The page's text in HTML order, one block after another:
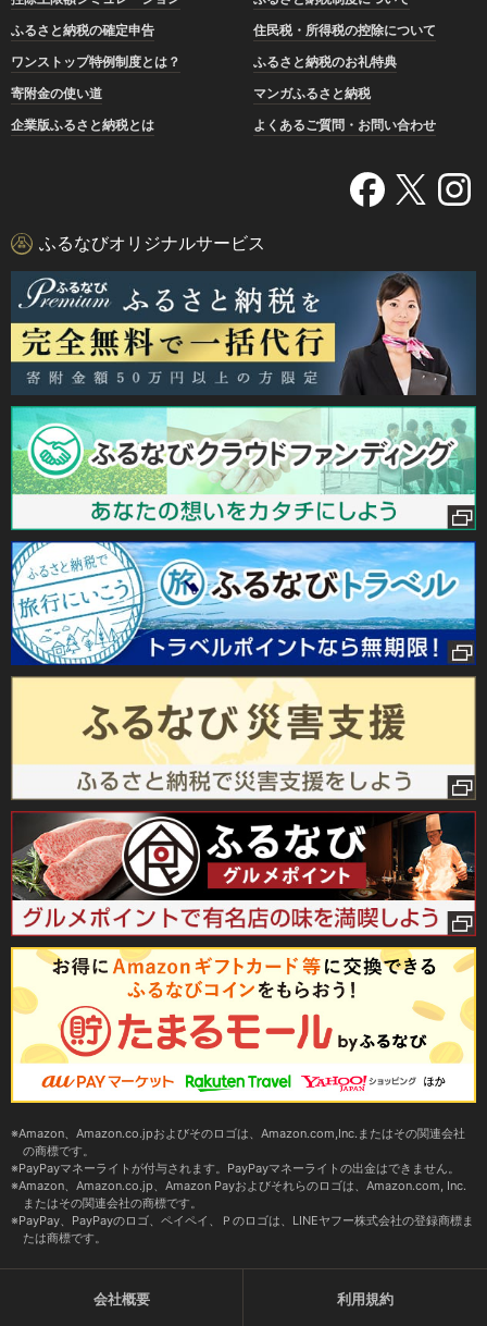
ふるさと納税の確定申告
住民税・所得税の控除について
ワンストップ特例制度とは？
ふるさと納税のお礼特典
寄附金の使い道
マンガふるさと納税
企業版ふるさと納税とは
よくあるご質問・お問い合わせ
ふるなびオリジナルサービス
Amazon、Amazon.co.jpおよびそのロゴは、Amazon.com,Inc.またはその関連会社
の商標です。
PayPayマネーライトが付与されます。PayPayマネーライトの出金はできません。
Amazon、Amazon.co.jp、Amazon Payおよびそれらのロゴは、Amazon.com, Inc.
またはその関連会社の商標です。
PayPay、PayPayのロゴ、ペイペイ、Ｐのロゴは、LINEヤフー株式会社の登録商標ま
たは商標です。
会社概要 利用規約